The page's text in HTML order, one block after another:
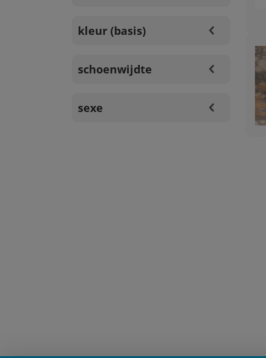
kleur (basis)
schoenwijdte
sexe